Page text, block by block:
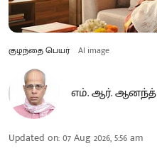
குழந்தை பெயர் AI image
எம். ஆர். ஆனந்த்
Updated on:07 Aug 2026, 5:56 am